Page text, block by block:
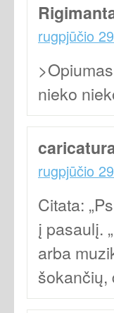
rugpjūčio
nieko
rugpjūčio
Citata:
į pasaulį.
arba